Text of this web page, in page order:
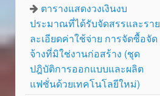
ตารางแสดงวงเงินงบ
ประมาณที่ได้รับจัดสรรและราย
ละเอียดค่าใช้จ่าย การจัดซื้อจัด
จ้างที่มิใช่งานก่อสร้าง (ชุด
ปฎิบัติการออกแบบและผลิต
แฟชั่นด้วยเทคโนโลยีใหม่)